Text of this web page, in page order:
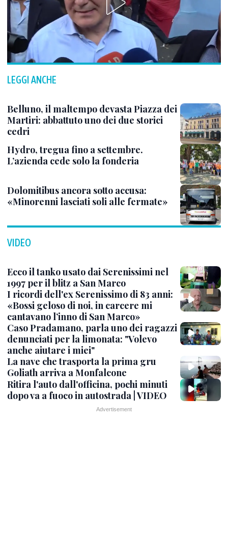
LEGGI ANCHE
Belluno, il maltempo devasta Piazza dei
Martiri: abbattuto uno dei due storici
cedri
Hydro, tregua fino a settembre.
L’azienda cede solo la fonderia
Dolomitibus ancora sotto accusa:
«Minorenni lasciati soli alle fermate»
VIDEO
Ecco il tanko usato dai Serenissimi nel
1997 per il blitz a San Marco
I ricordi dell'ex Serenissimo di 83 anni:
«Bossi geloso di noi, in carcere mi
cantavano l’inno di San Marco»
Caso Pradamano, parla uno dei ragazzi
denunciati per la limonata: "Volevo
anche aiutare i miei"
La nave che trasporta la prima gru
Goliath arriva a Monfalcone
Ritira l'auto dall'officina, pochi minuti
dopo va a fuoco in autostrada | VIDEO